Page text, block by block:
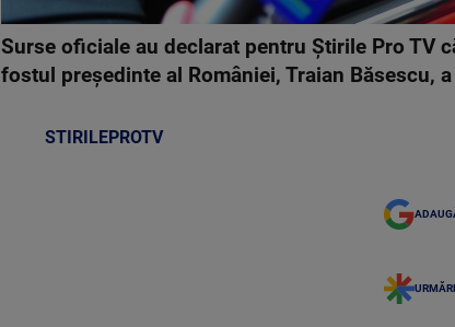
Surse oficiale au declarat pentru Știrile Pro TV
fostul președinte al României, Traian Băsescu,
STIRILEPROTV